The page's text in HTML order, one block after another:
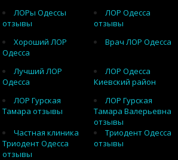
ЛОРы Одессы
отзывы
ЛОР Одесса
отзывы
Хороший ЛОР
Одесса
Врач ЛОР Одесса
Лучший ЛОР
Одесса
ЛОР Одесса
Киевский район
ЛОР Гурская
Тамара отзывы
ЛОР Гурская
Тамара Валерьевна
отзывы
Частная клиника
Триодент Одесса
отзывы
Триодент Одесса
отзывы